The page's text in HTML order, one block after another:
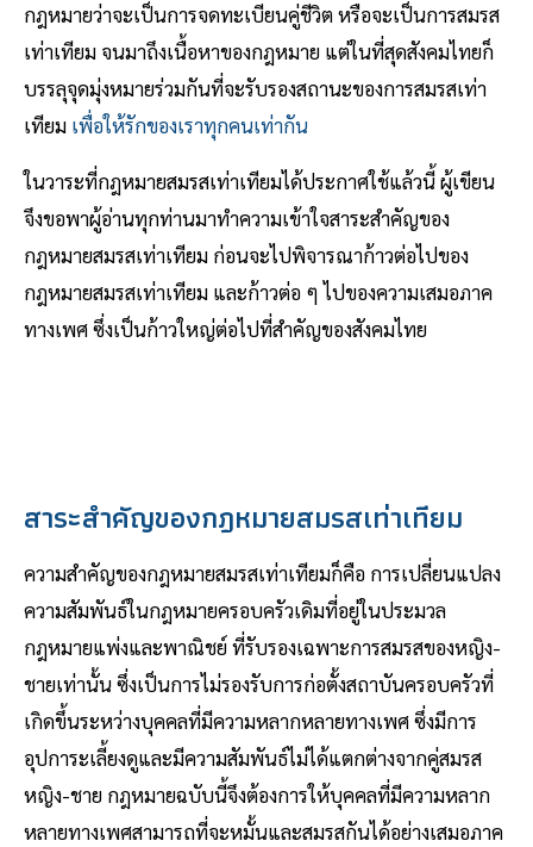
กฎหมายว่าจะเป็นการจดทะเบียนคู่ชีวิต หรือจะเป็นการสมรส
เท่าเทียม จนมาถึงเนื้อหาของกฎหมาย แต่ในที่สุดสังคมไทยก็
บรรลุจุดมุ่งหมายร่วมกันที่จะรับรองสถานะของการสมรสเท่า
เทียม เพื่อให้รักของเราทุกคนเท่ากัน
ในวาระที่กฎหมายสมรสเท่าเทียมได้ประกาศใช้แล้วนี้ ผู้เขียน
จึงขอพาผู้อ่านทุกท่านมาทำความเข้าใจสาระสำคัญของ
กฎหมายสมรสเท่าเทียม ก่อนจะไปพิจารณาก้าวต่อไปของ
กฎหมายสมรสเท่าเทียม และก้าวต่อ ๆ ไปของความเสมอภาค
ทางเพศ ซึ่งเป็นก้าวใหญ่ต่อไปที่สำคัญของสังคมไทย
สาระสำคัญของกฎหมายสมรสเท่าเทียม
ความสำคัญของกฎหมายสมรสเท่าเทียมก็คือ การเปลี่ยนแปลง
ความสัมพันธ์ในกฎหมายครอบครัวเดิมที่อยู่ในประมวล
กฎหมายแพ่งและพาณิชย์ ที่รับรองเฉพาะการสมรสของหญิง-
ชายเท่านั้น ซึ่งเป็นการไม่รองรับการก่อตั้งสถาบันครอบครัวที่
เกิดขึ้นระหว่างบุคคลที่มีความหลากหลายทางเพศ ซึ่งมีการ
อุปการะเลี้ยงดูและมีความสัมพันธ์ไม่ได้แตกต่างจากคู่สมรส
หญิง-ชาย กฎหมายฉบับนี้จึงต้องการให้บุคคลที่มีความหลาก
หลายทางเพศสามารถที่จะหมั้นและสมรสกันได้อย่างเสมอภาค